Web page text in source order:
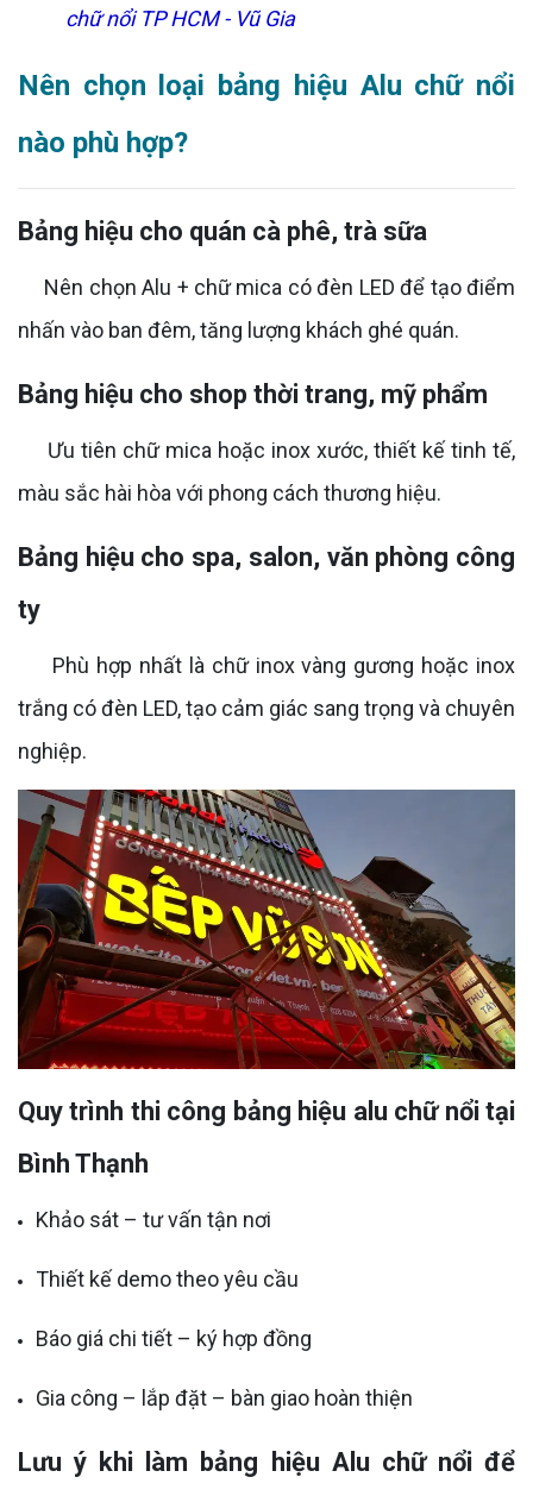
chữ nổi TP HCM - Vũ Gia
Nên chọn loại bảng hiệu Alu chữ nổi
nào phù hợp?
Bảng hiệu cho quán cà phê, trà sữa
Nên chọn Alu + chữ mica có đèn LED để tạo điểm
nhấn vào ban đêm, tăng lượng khách ghé quán.
Bảng hiệu cho shop thời trang, mỹ phẩm
Ưu tiên chữ mica hoặc inox xước, thiết kế tinh tế,
màu sắc hài hòa với phong cách thương hiệu.
Bảng hiệu cho spa, salon, văn phòng công
ty
Phù hợp nhất là chữ inox vàng gương hoặc inox
trắng có đèn LED, tạo cảm giác sang trọng và chuyên
nghiệp.
Quy trình thi công bảng hiệu alu chữ nổi tại
Bình Thạnh
Khảo sát – tư vấn tận nơi
Thiết kế demo theo yêu cầu
Báo giá chi tiết – ký hợp đồng
Gia công – lắp đặt – bàn giao hoàn thiện
Lưu ý khi làm bảng hiệu Alu chữ nổi để